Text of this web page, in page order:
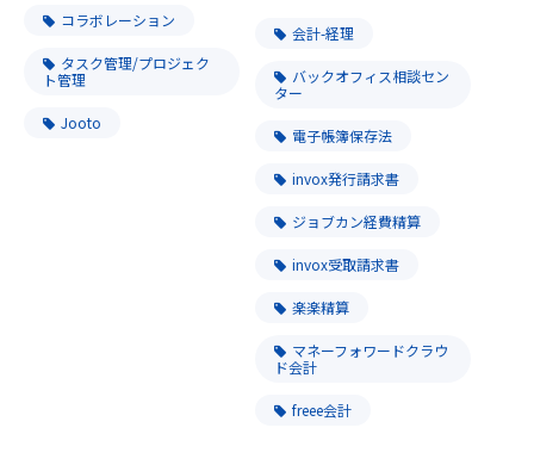
コラボレーション
タスク管理/プロジェク
ト管理
Jooto
会計-経理
バックオフィス相談セン
ター
電子帳簿保存法
invox発行請求書
ジョブカン経費精算
invox受取請求書
楽楽精算
マネーフォワードクラウ
ド会計
freee会計